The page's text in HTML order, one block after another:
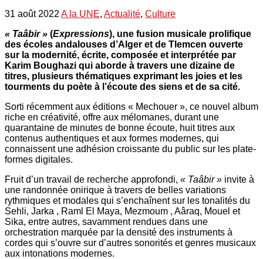
31 août 2022 A la UNE, Actualité, Culture
« Taâbir » (Expressions), une fusion musicale prolifique
des écoles andalouses d’Alger et de Tlemcen ouverte
sur la modernité, écrite, composée et interprétée par
Karim Boughazi qui aborde à travers une dizaine de
titres, plusieurs thématiques exprimant les joies et les
tourments du poète à l’écoute des siens et de sa cité.
Sorti récemment aux éditions « Mechouer », ce nouvel album
riche en créativité, offre aux mélomanes, durant une
quarantaine de minutes de bonne écoute, huit titres aux
contenus authentiques et aux formes modernes, qui
connaissent une adhésion croissante du public sur les plate-
formes digitales.
Fruit d’un travail de recherche approfondi, « Taâbir » invite à
une randonnée onirique à travers de belles variations
rythmiques et modales qui s’enchaînent sur les tonalités du
Sehli, Jarka , Raml El Maya, Mezmoum , Aâraq, Mouel et
Sika, entre autres, savamment rendues dans une
orchestration marquée par la densité des instruments à
cordes qui s’ouvre sur d’autres sonorités et genres musicaux
aux intonations modernes.